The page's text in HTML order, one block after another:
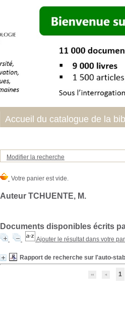
Modifier la recherche
Auteur TCHUENTE, M.
Documents disponibles écrits
Ajouter le résultat dans votre
Rapport de recherche sur l'auto-
1
Accueil du catalogue de la